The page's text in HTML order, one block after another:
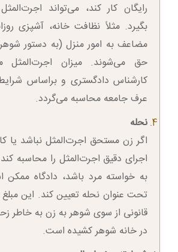
رایگان کار کند، می‌تواند
بگیرد. مثلاً نظافت خانه، آشپزی
مضاعف به امور منزل (به دستور
حق می‌شوند. میزان اجرت‌المثل
کارشناس دادگستری و براساس
عرف جامعه محاسبه می‌گردد.
نحله
اگر زن مستحق اجرت‌المثل نباشد یا
اجرای دقیق اجرت‌المثل را محاسبه
به خواسته مرد باشد، دادگاه ممکن
تحت عنوان نحله تعیین کند. این
قانونی از سوی شوهر به زن به خاطر
در خانه شوهر کشیده است.